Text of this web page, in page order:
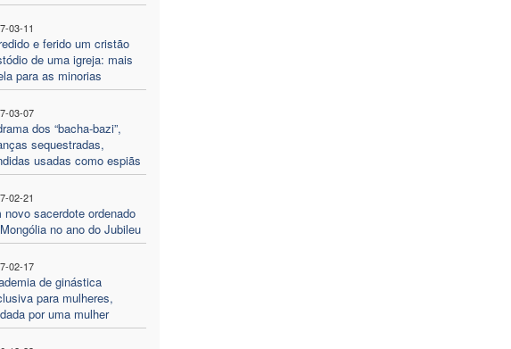
03-11
e ferido um cristão
de uma igreja: mais
para as minorias
03-07
dos “bacha-bazi”,
sequestradas,
usadas como espiãs
02-21
novo sacerdote ordenado
no ano do Jubileu
02-17
de ginástica
para mulheres,
por uma mulher